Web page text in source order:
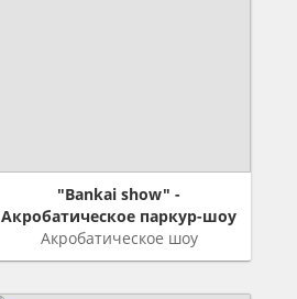
"Bankai show" -
Акробатическое паркур-шоу
Акробатическое шоу